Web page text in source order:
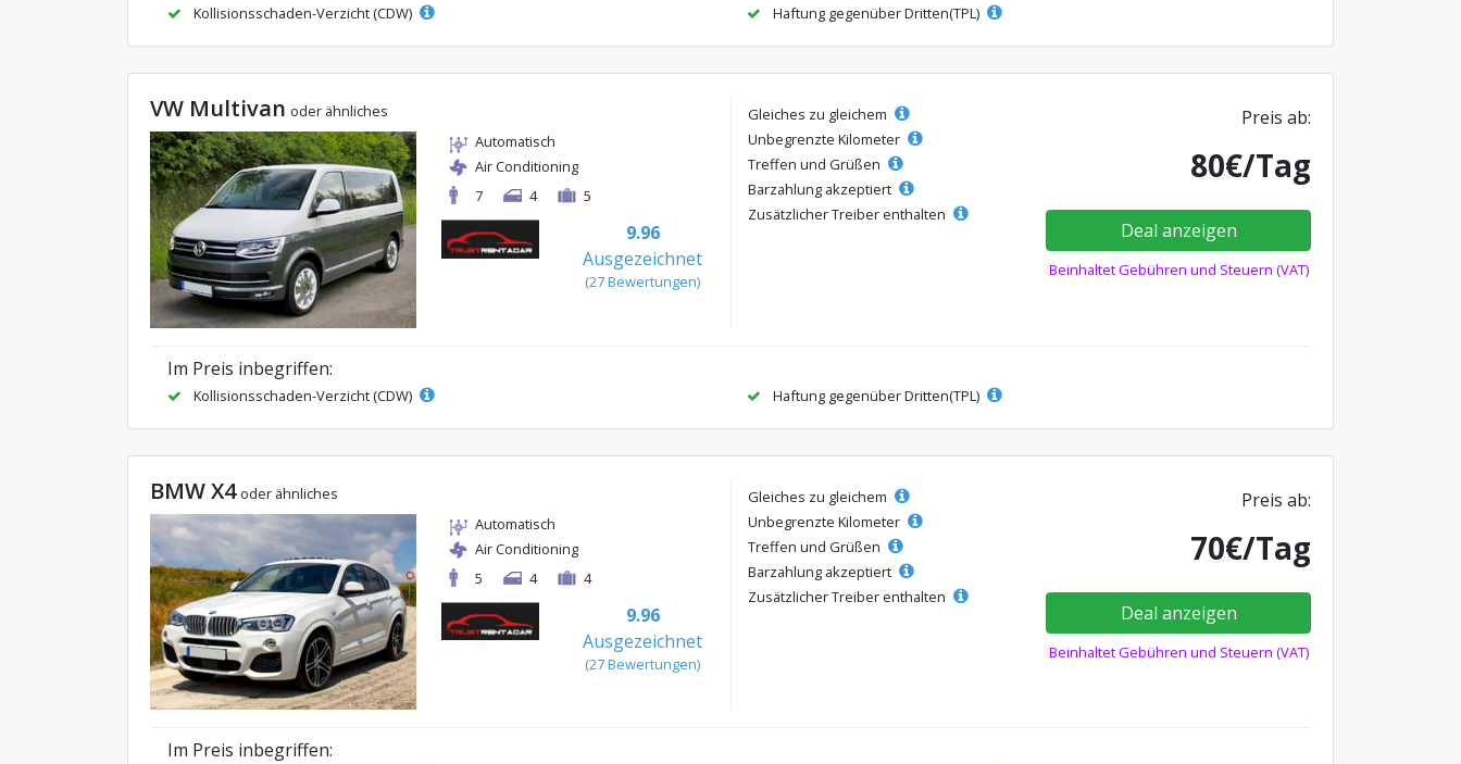
Kollisionsschaden-Verzicht (CDW) Haftung gegenüber Dritten(TPL)
VW Multivan oder ähnliches
Automatisch
Air Conditioning
7
4 5
9.96
Ausgezeichnet
(27 Bewertungen)
Gleiches zu gleichem
Unbegrenzte Kilometer
Treffen und Grüßen
Barzahlung akzeptiert
Zusätzlicher Treiber enthalten
Preis ab:
80€/Tag
Deal anzeigen
Beinhaltet Gebühren und Steuern (VAT)
Im Preis inbegriffen:
Kollisionsschaden-Verzicht (CDW) Haftung gegenüber Dritten(TPL)
BMW X4 oder ähnliches
Automatisch
Air Conditioning
5
4 4
9.96
Ausgezeichnet
(27 Bewertungen)
Gleiches zu gleichem
Unbegrenzte Kilometer
Treffen und Grüßen
Barzahlung akzeptiert
Zusätzlicher Treiber enthalten
Preis ab:
70€/Tag
Deal anzeigen
Beinhaltet Gebühren und Steuern (VAT)
Im Preis inbegriffen: